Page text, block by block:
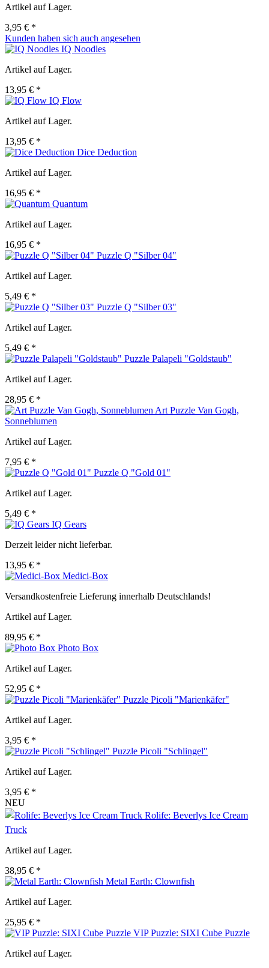
Artikel auf Lager.
3,95 € *
Kunden haben sich auch angesehen
IQ Noodles
Artikel auf Lager.
13,95 € *
IQ Flow
Artikel auf Lager.
13,95 € *
Dice Deduction
Artikel auf Lager.
16,95 € *
Quantum
Artikel auf Lager.
16,95 € *
Puzzle Q "Silber 04"
Artikel auf Lager.
5,49 € *
Puzzle Q "Silber 03"
Artikel auf Lager.
5,49 € *
Puzzle Palapeli "Goldstaub"
Artikel auf Lager.
28,95 € *
Art Puzzle Van Gogh,
Sonneblumen
Artikel auf Lager.
7,95 € *
Puzzle Q "Gold 01"
Artikel auf Lager.
5,49 € *
IQ Gears
Derzeit leider nicht lieferbar.
13,95 € *
Medici-Box
Versandkostenfreie Lieferung innerhalb Deutschlands!
Artikel auf Lager.
89,95 € *
Photo Box
Artikel auf Lager.
52,95 € *
Puzzle Picoli "Marienkäfer"
Artikel auf Lager.
3,95 € *
Puzzle Picoli "Schlingel"
Artikel auf Lager.
3,95 € *
NEU
Rolife: Beverlys Ice Cream
Truck
Artikel auf Lager.
38,95 € *
Metal Earth: Clownfish
Artikel auf Lager.
25,95 € *
VIP Puzzle: SIXI Cube Puzzle
Artikel auf Lager.